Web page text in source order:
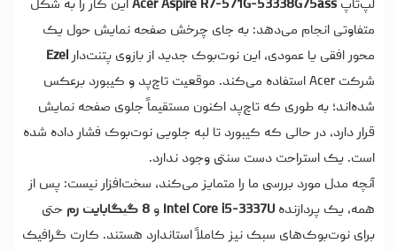
لپ‌تاپ Acer Aspire R7-571G-53338G75ass این کار را به شکل
متفاوتی انجام می‌دهد: به جای چرخش صفحه نمایش حول یک
محور افقی یا عمودی، این نوت‌بوک جدید از بازوی پتنت‌دارEzel
شرکت Acer استفاده می‌کند. موقعیت تاچ‌پد و کیبورد برعکس
شده‌اند؛ به طوری که تاچ‌پد اکنون مستقیماً جلوی صفحه نمایش
قرار دارد، در حالی که کیبورد تا لبه جلویی نوت‌بوک فشار داده شده
است. یک استراحت دست سنتی وجود ندارد.
آنچه مدل مورد بررسی ما را متمایز می‌کند، سخت‌افزار نیست: پس از
همه، یک پردازنده Intel Core i5-3337U و 8 گیگابایت رم
حتی
برای نوت‌بوک‌های سبک نیز کاملاً استاندارد هستند. کارت گرافیک